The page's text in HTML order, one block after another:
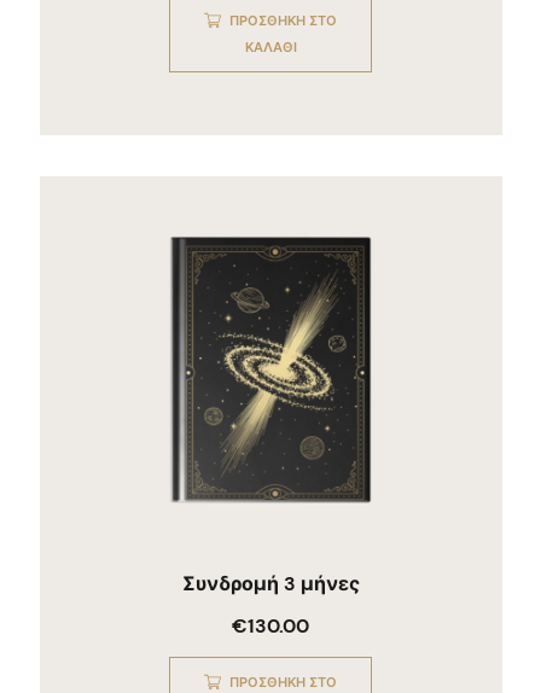
ΠΡΟΣΘΉΚΗ ΣΤΟ
ΚΑΛΆΘΙ
Συνδρομή 3 μήνες
€130.00
ΠΡΟΣΘΉΚΗ ΣΤΟ